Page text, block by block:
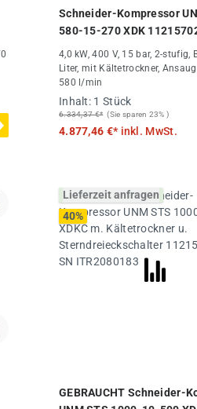
Schneider-Kompressor
580-15-270 XDK
4,0 kW, 400 V, 15 bar, 2-stufig,
Liter, mit Kältetrockner,
580 l/min
Inhalt: 1 Stück
6.334,37 €* (Sie sparen 23% )
4.877,46 €* inkl. MwSt.
Lieferzeit anfragen
40%
GEBRAUCHT Schneider-